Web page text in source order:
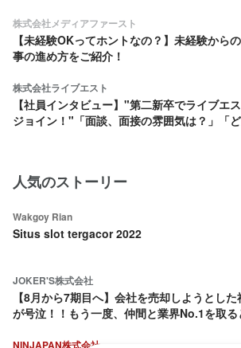
株式会社メディアファースト
【未経験OKってホントなの？】未経験から
事の進め方をご紹介！
株式会社ライブエスト
【社員インタビュー】"第二新卒でライブエ
ジョイン！"「面談、面接の雰囲気は？」「
人気のストーリー
Wakgoy Rian
Situs slot tergacor 2022
JOKER'S株式会社
【8月から7期目へ】会社を売却しようとした
が号泣！！もう一度、仲間と業界No.1を取る
NINJAPAN株式会社